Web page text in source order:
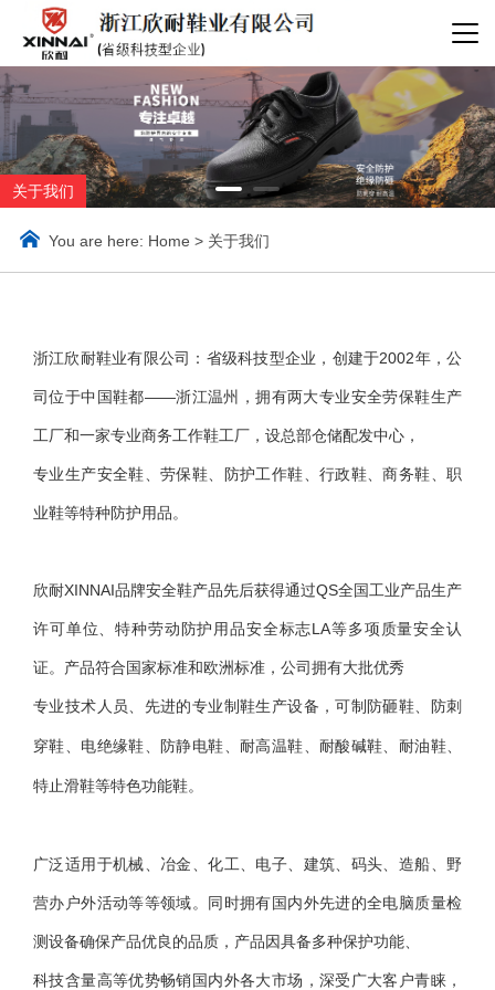
关于我们
You are here: Home > 关于我们
浙江欣耐鞋业有限公司：省级科技型企业，创建于2002年，公
司位于中国鞋都——浙江温州，拥有两大专业安全劳保鞋生产
工厂和一家专业商务工作鞋工厂，设总部仓储配发中心，
专业生产安全鞋、劳保鞋、防护工作鞋、行政鞋、商务鞋、职
业鞋等特种防护用品。
欣耐XINNAI品牌安全鞋产品先后获得通过QS全国工业产品生产
许可单位、特种劳动防护用品安全标志LA等多项质量安全认
证。产品符合国家标准和欧洲标准，公司拥有大批优秀
专业技术人员、先进的专业制鞋生产设备，可制防砸鞋、防刺
穿鞋、电绝缘鞋、防静电鞋、 耐高温鞋、耐酸碱鞋、耐油鞋、
特止滑鞋等特色功能鞋。
广泛适用于机械、冶金、化工、电子、建筑、码头、造船、野
营办户外活动等等领域。同时拥有国内外先进的全电脑质量检
测设备确保产品优良的品质，产品因具备多种保护功能、
科技含量高等优势畅销国内外各大市场，深受广大客户青睐，